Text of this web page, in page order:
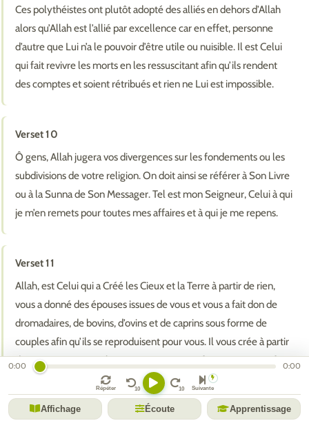
Ces polythéistes ont plutôt adopté des alliés en dehors d’Allah
alors qu’Allah est l’allié par excellence car en effet, personne
d’autre que Lui n’a le pouvoir d’être utile ou nuisible. Il est Celui
qui fait revivre les morts en les ressuscitant afin qu’ils rendent
des comptes et soient rétribués et rien ne Lui est impossible.
Verset 10
Ô gens, Allah jugera vos divergences sur les fondements ou les
subdivisions de votre religion. On doit ainsi se référer à Son Livre
ou à la Sunna de Son Messager. Tel est mon Seigneur, Celui à qui
je m’en remets pour toutes mes affaires et à qui je me repens.
Verset 11
Allah, est Celui qui a Créé les Cieux et la Terre à partir de rien,
vous a donné des épouses issues de vous et vous a fait don de
dromadaires, de bovins, d’ovins et de caprins sous forme de
couples afin qu’ils se reproduisent pour vous. Il vous crée à partir
des rapports que vos hommes ont avec vos femmes et vous fait
vivre de la viande et du lait des bestiaux dont Il vous a fait don.
Aucune de Ses créatures ne Lui est semblable. Il entend les
paroles de Ses serviteurs, voit leurs agissements dont rien ne Lui
0:00 0:00
Suivante
Répéter
Affichage Écoute Apprentissage